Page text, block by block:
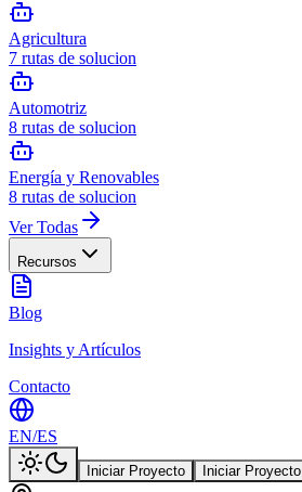
Agricultura
7 rutas de solucion
Automotriz
8 rutas de solucion
Energía y Renovables
8 rutas de solucion
Ver Todas
Recursos
Blog
Insights y Artículos
Contacto
EN/ES
Iniciar Proyecto Iniciar Proyecto